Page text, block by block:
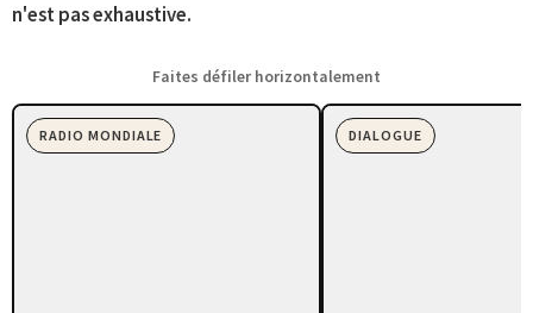
n'est pas exhaustive.
Faites défiler horizontalement
RADIO MONDIALE DIALOGUE